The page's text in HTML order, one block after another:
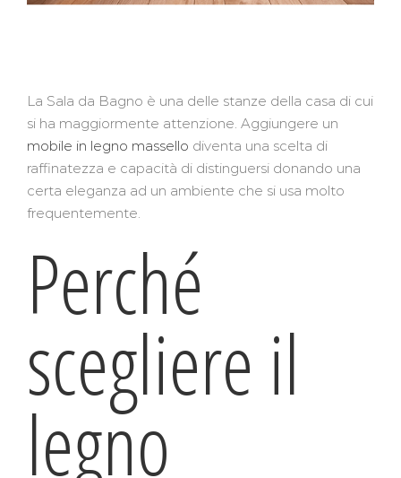
La Sala da Bagno è una delle stanze della casa di cui
si ha maggiormente attenzione. Aggiungere un
mobile in legno massello diventa una scelta di
raffinatezza e capacità di distinguersi donando una
certa eleganza ad un ambiente che si usa molto
frequentemente.
Perché
scegliere il
legno